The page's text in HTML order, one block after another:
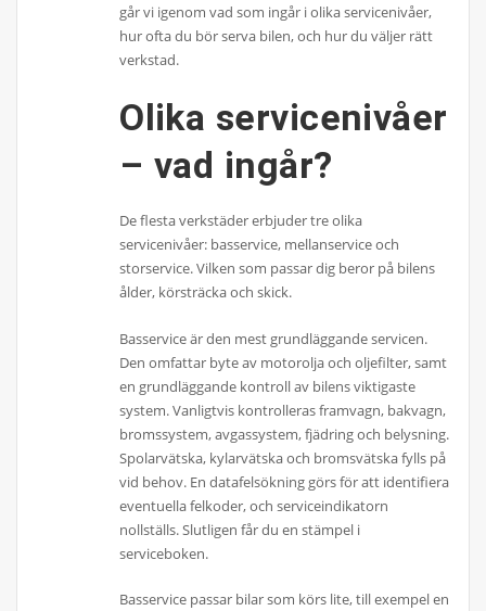
går vi igenom vad som ingår i olika servicenivåer,
hur ofta du bör serva bilen, och hur du väljer rätt
verkstad.
Olika servicenivåer
– vad ingår?
De flesta verkstäder erbjuder tre olika
servicenivåer: basservice, mellanservice och
storservice. Vilken som passar dig beror på bilens
ålder, körsträcka och skick.
Basservice är den mest grundläggande servicen.
Den omfattar byte av motorolja och oljefilter, samt
en grundläggande kontroll av bilens viktigaste
system. Vanligtvis kontrolleras framvagn, bakvagn,
bromssystem, avgassystem, fjädring och belysning.
Spolarvätska, kylarvätska och bromsvätska fylls på
vid behov. En datafelsökning görs för att identifiera
eventuella felkoder, och serviceindikatorn
nollställs. Slutligen får du en stämpel i
serviceboken.
Basservice passar bilar som körs lite, till exempel en